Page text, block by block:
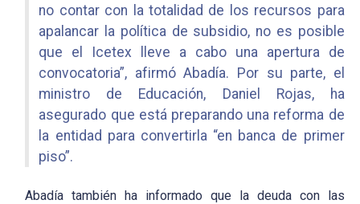
no contar con la totalidad de los recursos para
apalancar la política de subsidio, no es posible
que el Icetex lleve a cabo una apertura de
convocatoria”, afirmó Abadía. Por su parte, el
ministro de Educación, Daniel Rojas, ha
asegurado que está preparando una reforma de
la entidad para convertirla “en banca de primer
piso”.
Abadía también ha informado que la deuda con las